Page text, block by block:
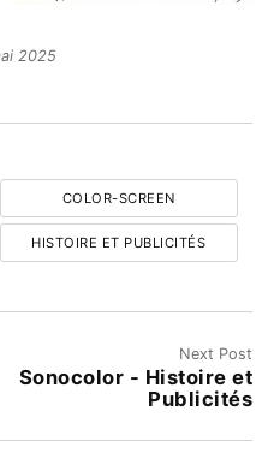
2025
COLOR-SCREEN
HISTOIRE ET PUBLICITÉS
Next Post
Sonocolor - Histoire et
Publicités